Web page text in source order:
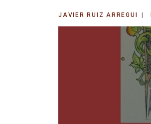
JAVIER RUIZ ARREGUI